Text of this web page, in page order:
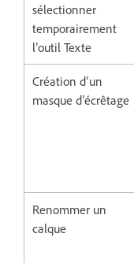
sélectionner
temporairement
l’outil Texte
Création d’un
masque d’écrêtage
Renommer un
calque